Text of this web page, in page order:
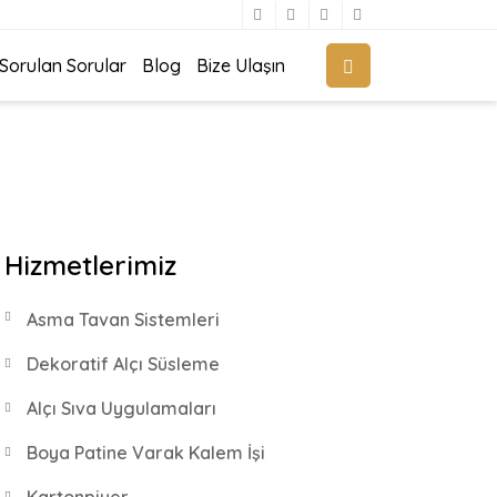
Sorulan Sorular Blog Bize Ulaşın
Hizmetlerimiz
Asma Tavan Sistemleri
Dekoratif Alçı Süsleme
Alçı Sıva Uygulamaları
Boya Patine Varak Kalem İşi